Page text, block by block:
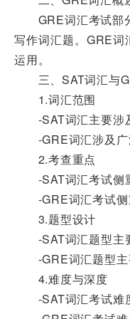
GRE词汇考试部分
写作词汇题。GRE
运用。
三、SAT词汇与
1.词汇范围
-SAT词汇主要涉
-GRE词汇涉及广
2.考查重点
-SAT词汇考试侧重
-GRE词汇考试侧
3.题型设计
-SAT词汇题型主
-GRE词汇题型主
4.难度与深度
-SAT词汇考试难度